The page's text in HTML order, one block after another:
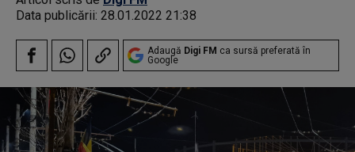
Data publicării: 28.01.2022 21:38
Adaugă Digi FM ca sursă preferată în
Google